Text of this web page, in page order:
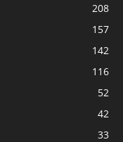
208
157
142
116
52
42
33